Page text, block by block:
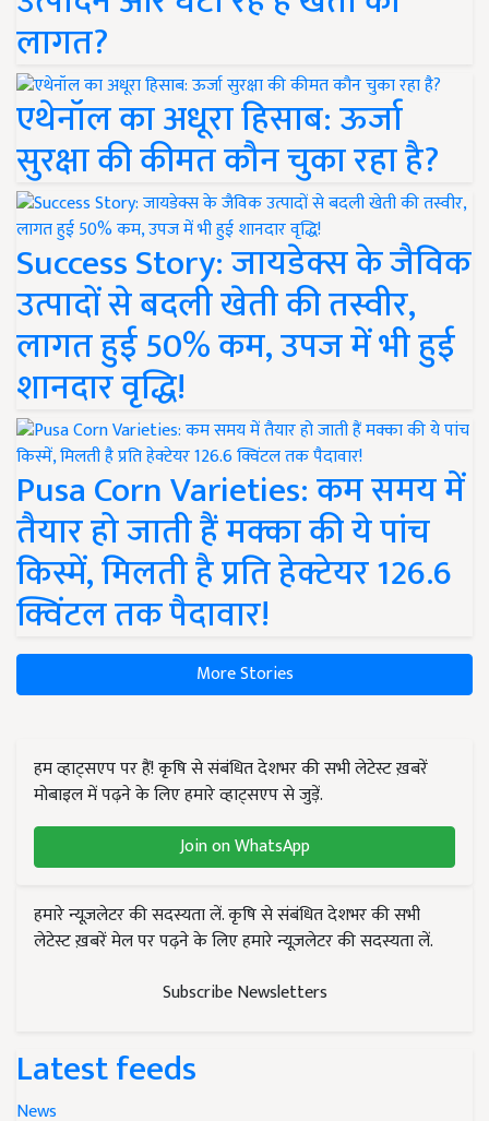
लागत?
एथेनॉल का अधूरा हिसाब: ऊर्जा
सुरक्षा की कीमत कौन चुका रहा है?
Success Story: जायडेक्स के जैविक
उत्पादों से बदली खेती की तस्वीर,
लागत हुई 50% कम, उपज में भी हुई
शानदार वृद्धि!
Pusa Corn Varieties: कम समय में
तैयार हो जाती हैं मक्का की ये पांच
किस्में, मिलती है प्रति हेक्टेयर 126.6
क्विंटल तक पैदावार!
More Stories
हम व्हाट्सएप पर हैं! कृषि से संबंधित देशभर की सभी लेटेस्ट ख़बरें
मोबाइल में पढ़ने के लिए हमारे व्हाट्सएप से जुड़ें.
Join on WhatsApp
हमारे न्यूज़लेटर की सदस्यता लें. कृषि से संबंधित देशभर की सभी
लेटेस्ट ख़बरें मेल पर पढ़ने के लिए हमारे न्यूज़लेटर की सदस्यता लें.
Subscribe Newsletters
Latest feeds
News